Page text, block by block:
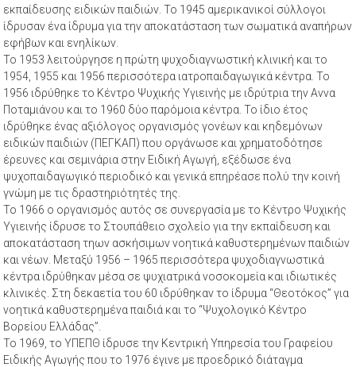
εκπαίδευσης ειδικών παιδιών. Το 1945 αμερικανικοί σύλλογοι
ίδρυσαν ένα ίδρυμα για την αποκατάσταση των σωματικά αναπήρων
εφήβων και ενηλίκων.
Το 1953 λειτούργησε η πρώτη ψυχοδιαγνωστική κλινική και το
1954, 1955 και 1956 περισσότερα ιατροπαιδαγωγικά κέντρα. Το
1956 ιδρύθηκε το Κέντρο Ψυχικής Υγιεινής με ιδρύτρια την Αννα
Ποταμιάνου και το 1960 δύο παρόμοια κέντρα. Το ίδιο έτος
ιδρύθηκε ένας αξιόλογος οργανισμός γονέων και κηδεμόνων
ειδικών παιδιών (ΠΕΓΚΑΠ) που οργάνωσε και χρηματοδότησε
έρευνες και σεμινάρια στην Ειδική Αγωγή, εξέδωσε ένα
ψυχοπαιδαγωγικό περιοδικό και γενικά επηρέασε πολύ την κοινή
γνώμη με τις δραστηριότητές της.
Το 1966 ο οργανισμός αυτός σε συνεργασία με το Κέντρο Ψυχικής
Υγιεινής ίδρυσε το Στουπάθειο σχολείο για την εκπαίδευση και
αποκατάσταση τηων ασκήσιμων νοητικά καθυστερημένων παιδιών
και νέων. Μεταξύ 1956 – 1965 περισσότερα ψυχοδιαγνωστικά
κέντρα ιδρύθηκαν μέσα σε ψυχιατρικά νοσοκομεία και ιδιωτικές
κλινικές. Στη δεκαετία του 60 ιδρύθηκαν το ίδρυμα “Θεοτόκος” για
νοητικά καθυστερημένα παιδιά και το “Ψυχολογικό Κέντρο
Βορείου Ελλάδας”.
Το 1969, το ΥΠΕΠΘ ίδρυσε την Κεντρική Υπηρεσία του Γραφείου
Ειδικής Αγωγής που το 1976 έγινε με προεδρικό διάταγμα